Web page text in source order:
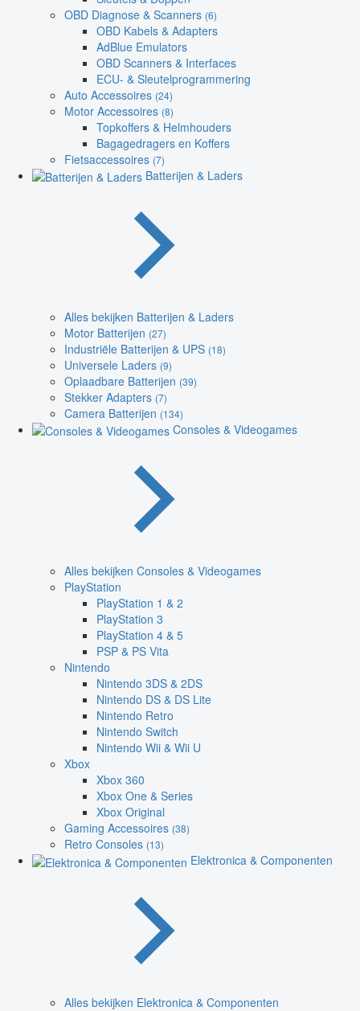
OBD Diagnose & Scanners (6)
OBD Kabels & Adapters
AdBlue Emulators
OBD Scanners & Interfaces
ECU- & Sleutelprogrammering
Auto Accessoires (24)
Motor Accessoires (8)
Topkoffers & Helmhouders
Bagagedragers en Koffers
Fietsaccessoires (7)
Batterijen & Laders
Alles bekijken Batterijen & Laders
Motor Batterijen (27)
Industriële Batterijen & UPS (18)
Universele Laders (9)
Oplaadbare Batterijen (39)
Stekker Adapters (7)
Camera Batterijen (134)
Consoles & Videogames
Alles bekijken Consoles & Videogames
PlayStation
PlayStation 1 & 2
PlayStation 3
PlayStation 4 & 5
PSP & PS Vita
Nintendo
Nintendo 3DS & 2DS
Nintendo DS & DS Lite
Nintendo Retro
Nintendo Switch
Nintendo Wii & Wii U
Xbox
Xbox 360
Xbox One & Series
Xbox Original
Gaming Accessoires (38)
Retro Consoles (13)
Elektronica & Componenten
Alles bekijken Elektronica & Componenten